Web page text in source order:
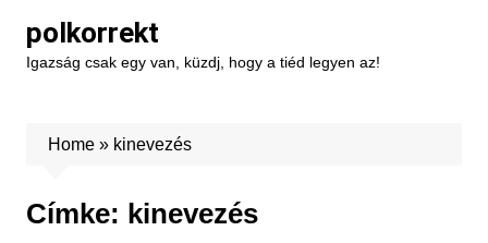
content
polkorrekt
Igazság csak egy van, küzdj, hogy a tiéd legyen az!
Home» kinevezés
Címke: kinevezés